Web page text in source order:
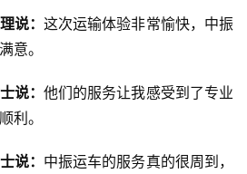
说： 这次运输体验非常愉快，中振
意。
说： 他们的服务让我感受到了专业
利。
说： 中振运车的服务真的很周到，